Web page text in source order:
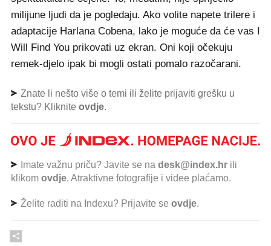
milijune ljudi da je pogledaju. Ako volite napete trilere i
adaptacije Harlana Cobena, lako je moguće da će vas I
Will Find You prikovati uz ekran. Oni koji očekuju
remek-djelo ipak bi mogli ostati pomalo razočarani.
Znate li nešto više o temi ili želite prijaviti grešku u
tekstu? Kliknite ovdje.
Imate važnu priču? Javite se na desk@index.hr ili
klikom ovdje. Atraktivne fotografije i videe plaćamo.
Želite raditi na Indexu? Prijavite se ovdje.